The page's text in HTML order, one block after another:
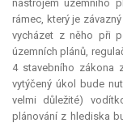
nástrojem územního
rámec, který je
vycházet z něho při
územních plánů,
4 stavebního zákona
vytýčený úkol bude
velmi důležité)
plánování z hlediska